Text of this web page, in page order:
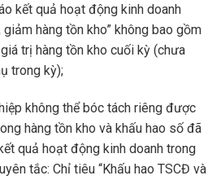
kết quả hoạt động kinh doanh
giảm hàng tồn kho” không bao gồm
trị hàng tồn kho cuối kỳ (chưa
trong kỳ);
không thể bóc tách riêng được
hàng tồn kho và khấu hao số đã
quả hoạt động kinh doanh trong
tắc: Chỉ tiêu “Khấu hao TSCĐ và